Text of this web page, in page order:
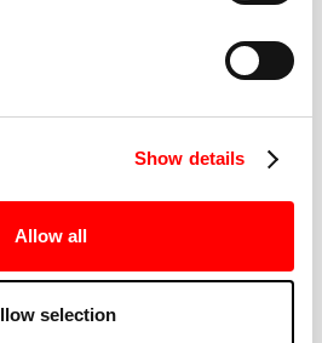
Show details
Allow all
selection
I TRAVLHEDEN